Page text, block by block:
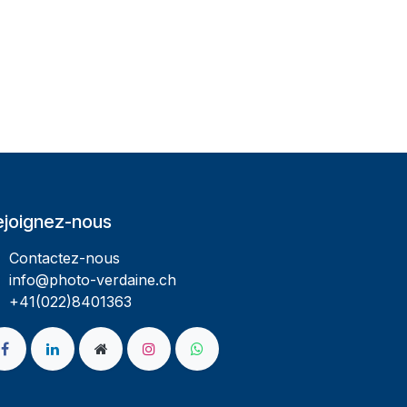
nous
Contactez-nous
info@photo-verdaine.ch​
​​+41(022)8401363